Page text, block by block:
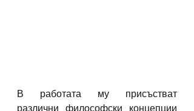
В работата му присъстват
различни философски концепции